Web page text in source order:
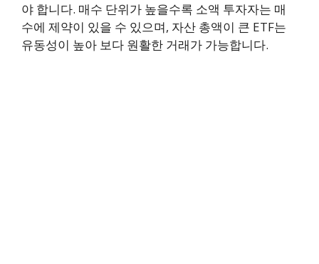
야 합니다. 매수 단위가 높을수록 소액 투자자는 매
수에 제약이 있을 수 있으며, 자산 총액이 큰 ETF는
유동성이 높아 보다 원활한 거래가 가능합니다.